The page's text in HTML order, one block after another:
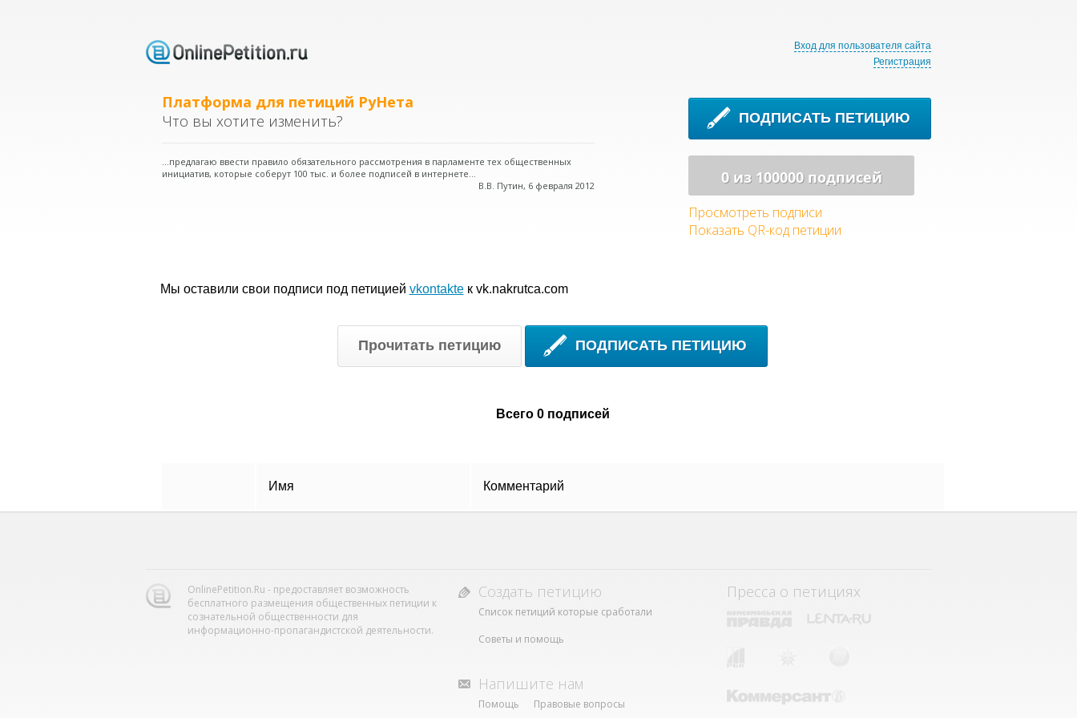
Вход для пользователя сайта
Регистрация
ПОДПИСАТЬ ПЕТИЦИЮ
0 из 100000 подписей
Просмотреть подписи
Показать QR-код петиции
Платформа для петиций РуНета
Что вы хотите изменить?
...предлагаю ввести правило обязательного рассмотрения в парламенте тех общественных
инициатив, которые соберут 100 тыс. и более подписей в интернете...
В.В. Путин, 6 февраля 2012
Мы оставили свои подписи под петицией vkontakteк vk.nakrutca.com
Прочитать петицию ПОДПИСАТЬ ПЕТИЦИЮ
Всего 0 подписей
Имя Комментарий
OnlinePetition.Ru - предоставляет возможность
бесплатного размещения общественных петиции к
сознательной общественности для
информационно-пропагандистской деятельности.
Пресса о петициях
Создать петицию
Список петиций которые сработали
Советы и помощь
Напишите нам
Помощь Правовые вопросы